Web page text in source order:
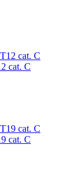
cat. C
cat. C